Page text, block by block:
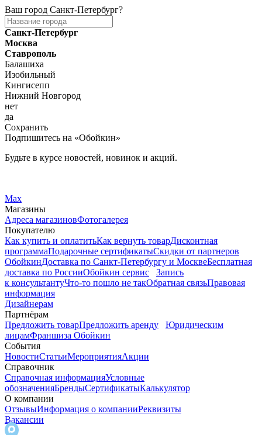
Ваш город Санкт-Петербург?
Санкт-Петербург
Москва
Ставрополь
Балашиха
Изобильный
Кингисепп
Нижний Новгород
нет
да
Сохранить
Подпишитесь на «Обойкин»
Будьте в курсе новостей, новинок и акций.
Max
Магазины
Адреса магазиновФотогалерея
Покупателю
Как купить и оплатитьКак вернуть товарДисконтная
программаПодарочные сертификатыСкидки от партнеров
ОбойкинДоставка по Санкт-Петербургу и МосквеБесплатная
доставка по РоссииОбойкин сервис
Запись
к консультантуЧто-то пошло не такОбратная связьПравовая
информация
Дизайнерам
Партнёрам
Предложить товарПредложить аренду
Юридическим
лицамФраншиза Обойкин
События
НовостиСтатьиМероприятияАкции
Справочник
Справочная информацияУсловные
обозначенияБрендыСертификатыКалькулятор
О компании
ОтзывыИнформация о компанииРеквизиты
Вакансии